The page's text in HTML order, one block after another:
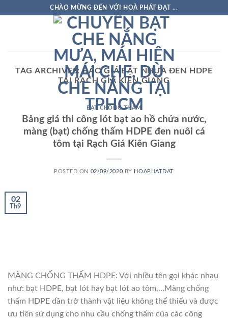
CHÀO MỪNG ĐẾN VỚI HOÀ PHÁT ĐẠT ...
TAG ARCHIVES:BÁO GIÁ BẠT NHỰA ĐEN HDPE
TẠI RẠCH GIÁ KIÊN GIANG
BẠT CHỐNG THẤM
Bảng giá thi công lót bạt ao hồ chứa nước,
màng (bạt) chống thấm HDPE đen nuôi cá
tôm tại Rạch Giá Kiên Giang
POSTED ON 02/09/2020 BY HOAPHATDAT
02
Th9
MÀNG CHỐNG THẤM HDPE: Với nhiều tên gọi khác nhau
như: bạt HDPE, bạt lót hay bạt lót ao tôm,…Màng chống
thấm HDPE dần trở thành vật liệu không thể thiếu và được
ưu tiên sử dụng cho nhu cầu chống thấm của các công